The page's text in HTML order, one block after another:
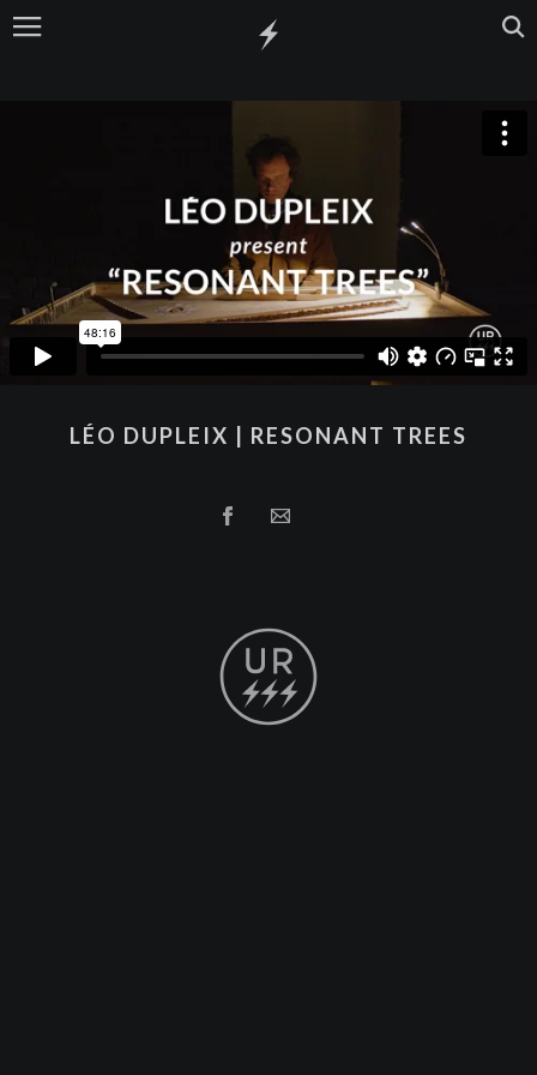
LÉO DUPLEIX | RESONANT TREES